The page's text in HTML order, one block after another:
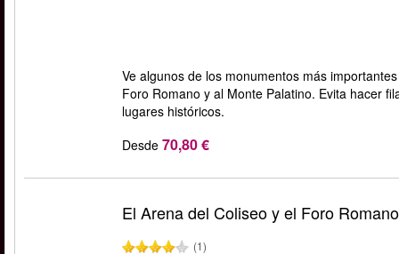
Ve algunos de los monumentos más
Foro Romano y al Monte Palatino. Evita hacer
lugares históricos.
Desde 70,80 €
El Arena del Coliseo y el Foro Romano
(1)